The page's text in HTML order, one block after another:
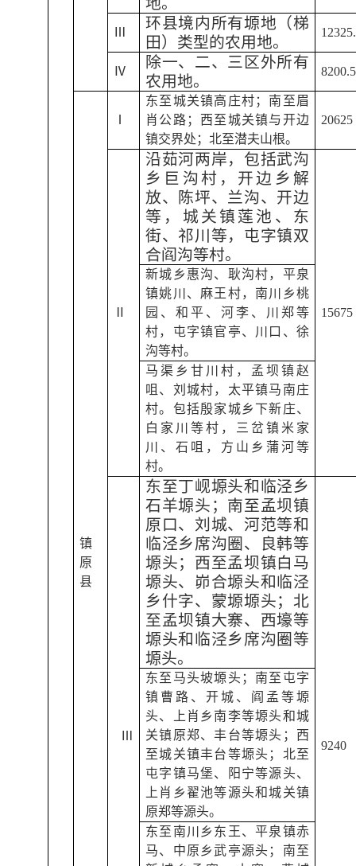
环县境内所有塬地（梯
田）类型的农用地。
Ⅳ
除一、二、三区外所有
农用地。
8200.5
镇
原
县
东至城关镇高庄村；南至眉
肖公路；西至城关镇与开边
镇交界处；北至潜夫山根。
20625
沿茹河两岸，包括武沟
乡巨沟村，开边乡解
放、陈坪、兰沟、开边
等，城关镇莲池、东
街、祁川等，屯字镇双
合阎沟等村。
15675
新城乡惠沟、耿沟村，平泉
镇姚川、麻王村，南川乡桃
园、和平、河李、川郑等
村，屯字镇官亭、川口、徐
沟等村。
马渠乡甘川村，孟坝镇赵
咀、刘城村，太平镇马南庄
村。包括殷家城乡下新庄、
白家川等村，三岔镇米家
川、石咀，方山乡蒲河等
村。
东至丁岘塬头和临泾乡
石羊塬头；南至孟坝镇
原口、刘城、河范等和
临泾乡席沟圈、良韩等
塬头；西至孟坝镇白马
塬头、峁合塬头和临泾
乡什字、蒙塬塬头；北
至孟坝镇大寨、西壕等
塬头和临泾乡席沟圈等
塬头。
9240
东至马头坡塬头；南至屯字
镇曹路、开城、阎孟等塬
头、上肖乡南李等塬头和城
关镇原郑、丰台等塬头；西
至城关镇丰台等塬头；北至
屯字镇马堡、阳宁等源头、
上肖乡翟池等源头和城关镇
原郑等源头。
东至南川乡东王、平泉镇赤
马、中原乡武亭源头；南至